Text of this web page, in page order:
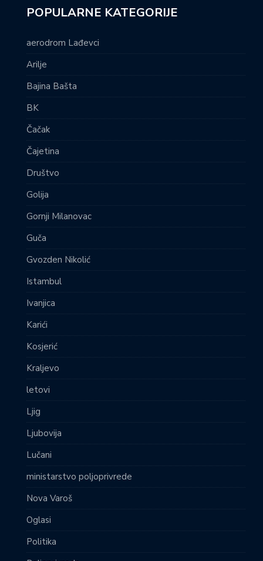
POPULARNE KATEGORIJE
aerodrom Lađevci
Arilje
Bajina Bašta
BK
Čačak
Čajetina
Društvo
Golija
Gornji Milanovac
Guča
Gvozden Nikolić
Istambul
Ivanjica
Karići
Kosjerić
Kraljevo
letovi
Ljig
Ljubovija
Lučani
ministarstvo poljoprivrede
Nova Varoš
Oglasi
Politika